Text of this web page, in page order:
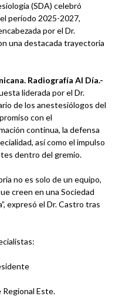
(SDA) celebró
período 2025-2027,
por el Dr.
una destacada trayectoria
Radiografía Al Día.-
liderada por el Dr.
de los anestesiólogos del
con el
continua, la defensa
así como el impulso
dentro del gremio.
no es solo de un equipo,
creen en una Sociedad
expresó el Dr. Castro tras
Regional Este.